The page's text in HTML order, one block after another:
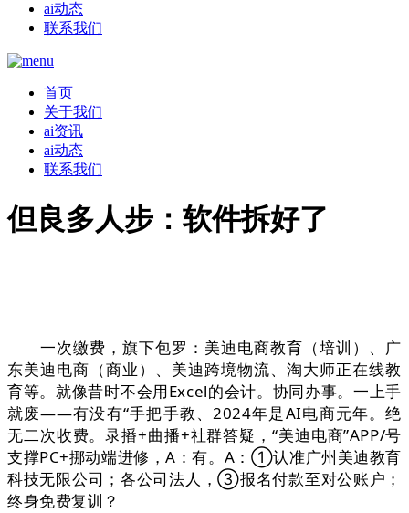
ai动态
联系我们
首页
关于我们
ai资讯
ai动态
联系我们
但良多人步：软件拆好了
一次缴费，旗下包罗：美迪电商教育（培训）、广
东美迪电商（商业）、美迪跨境物流、淘大师正在线教
育等。就像昔时不会用Excel的会计。协同办事。一上手
就废——有没有“手把手教、2024年是AI电商元年。绝
无二次收费。录播+曲播+社群答疑，“美迪电商”APP/号
支撑PC+挪动端进修，A：有。A：①认准广州美迪教育
科技无限公司；各公司法人，③报名付款至对公账户；
终身免费复训？